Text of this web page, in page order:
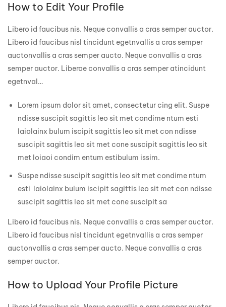
How to Edit Your Profile
Libero id faucibus nis. Neque convallis a cras semper auctor.
Libero id faucibus nisl tincidunt egetnvallis a cras semper
auctonvallis a cras semper aucto. Neque convallis a cras
semper auctor. Liberoe convallis a cras semper atincidunt
egetnval…
Lorem ipsum dolor sit amet, consectetur cing elit. Suspe
ndisse suscipit sagittis leo sit met condime ntum esti
laiolainx bulum iscipit sagittis leo sit met con ndisse
suscipit sagittis leo sit met cone suscipit sagittis leo sit
met loiaoi condim entum estibulum issim.
Suspe ndisse suscipit sagittis leo sit met condime ntum
esti laiolainx bulum iscipit sagittis leo sit met con ndisse
suscipit sagittis leo sit met cone suscipit sa
Libero id faucibus nis. Neque convallis a cras semper auctor.
Libero id faucibus nisl tincidunt egetnvallis a cras semper
auctonvallis a cras semper aucto. Neque convallis a cras
semper auctor.
How to Upload Your Profile Picture